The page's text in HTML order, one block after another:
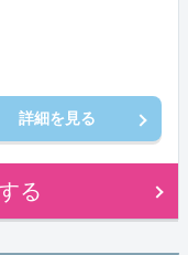
詳細を見る
る